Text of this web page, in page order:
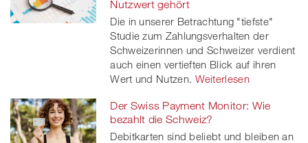
Nutzwert gehört
Die in unserer Betrachtung "tiefste"
Studie zum Zahlungsverhalten der
Schweizerinnen und Schweizer verdient
auch einen vertieften Blick auf ihren
Wert und Nutzen. Weiterlesen
Der Swiss Payment Monitor: Wie
bezahlt die Schweiz?
Debitkarten sind beliebt und bleiben an